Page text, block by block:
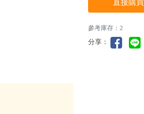
直接購買
參考庫存：2
分享：